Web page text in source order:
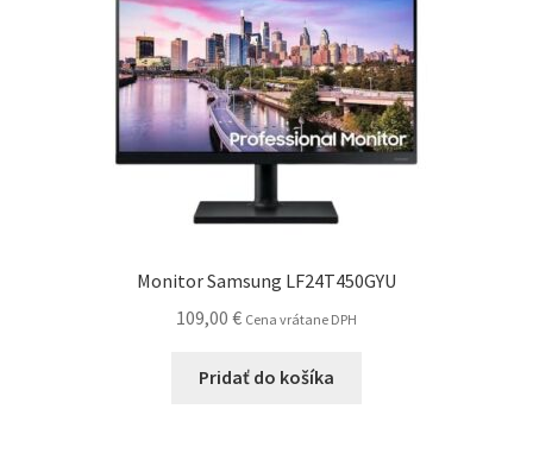
Monitor Samsung LF24T450GYU
109,00 € Cena vrátane DPH
Pridať do košíka